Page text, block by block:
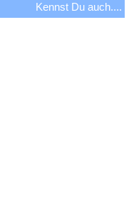
Kennst Du auch....